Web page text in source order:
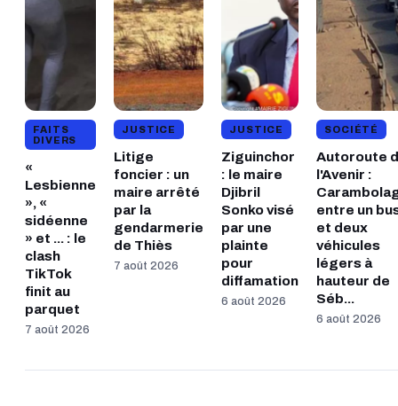
FAITS
DIVERS
«
Lesbienne
», «
sidéenne
» et ... : le
clash
TikTok
finit au
parquet
7 août 2026
JUSTICE
Litige
foncier : un
maire arrêté
par la
gendarmerie
de Thiès
7 août 2026
JUSTICE
Ziguinchor
: le maire
Djibril
Sonko visé
par une
plainte
pour
diffamation
6 août 2026
SOCIÉTÉ
Autoroute
l'Avenir :
entre un
et deux
véhicules
légers à
hauteur de
Séb...
6 août 2026